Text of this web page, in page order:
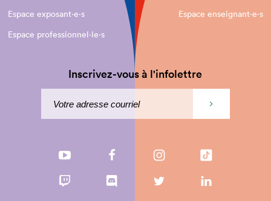
Espace exposant·e⋅s
Espace enseignant·e⋅s
Espace professionnel·le⋅s
Inscrivez-vous à l'infolettre